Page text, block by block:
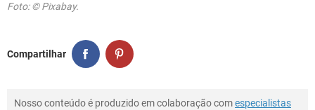
Foto: © Pixabay.
Compartilhar
Nosso conteúdo é produzido em colaboração comespecialistas